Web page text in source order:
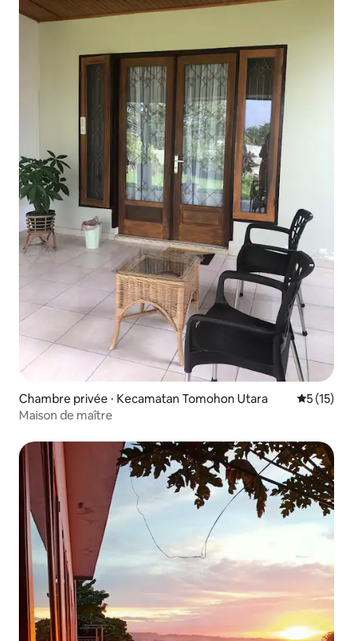
Chambre privée ⋅ Kecamatan Tomohon Utara
5 (15)
Maison de maître